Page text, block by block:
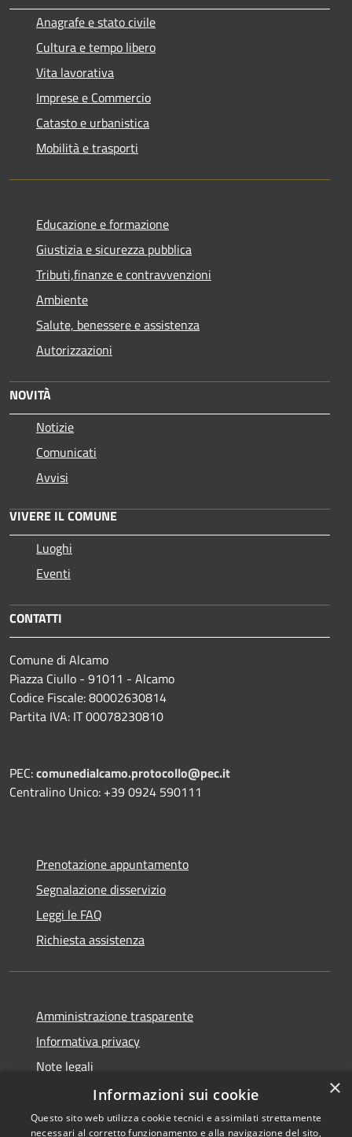
Anagrafe e stato civile
Cultura e tempo libero
Vita lavorativa
Imprese e Commercio
Catasto e urbanistica
Mobilità e trasporti
Educazione e formazione
Giustizia e sicurezza pubblica
Tributi,finanze e contravvenzioni
Ambiente
Salute, benessere e assistenza
Autorizzazioni
NOVITÀ
Notizie
Comunicati
Avvisi
VIVERE IL COMUNE
Luoghi
Eventi
CONTATTI
Comune di Alcamo
Piazza Ciullo - 91011 - Alcamo
Codice Fiscale: 80002630814
Partita IVA: IT 00078230810
PEC:comunedialcamo.protocollo@pec.it
Centralino Unico: +39 0924 590111
Prenotazione appuntamento
Segnalazione disservizio
Leggi le FAQ
Richiesta assistenza
Amministrazione trasparente
Informativa privacy
Note legali
Dichiarazione di accessibilità
×
Informazioni sui cookie
Questo sito web utilizza cookie tecnici e assimilati strettamente
necessari al corretto funzionamento e alla navigazione del sito,